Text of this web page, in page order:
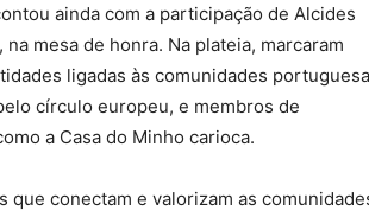
ainda com a participação de Alcides
mesa de honra. Na plateia, marcaram
ligadas às comunidades
círculo europeu, e membros de
a Casa do Minho carioca.
que conectam e valorizam as